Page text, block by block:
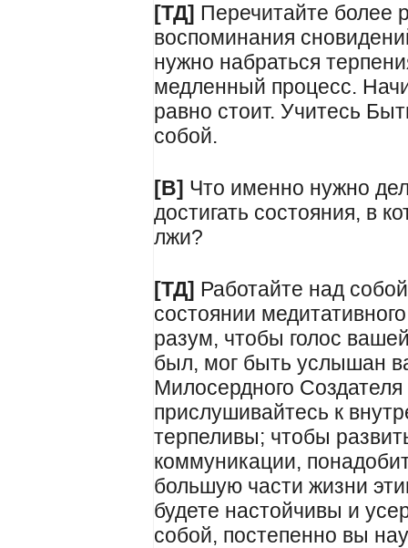
[ТД] Перечитайте более
воспоминания
нужно набраться
медленный процесс.
равно стоит. Учитесь
собой.
[В] Что именно нужно
достигать состояния, в
лжи?
[ТД] Работайте над
состоянии
разум, чтобы голос
был, мог быть услышан
Милосердного
прислушивайтесь к
терпеливы; чтобы
коммуникации,
большую части жизни
будете настойчивы и
собой, постепенно вы